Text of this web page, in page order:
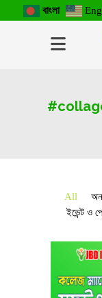
বাংলা
All
ইভেন্ট ও